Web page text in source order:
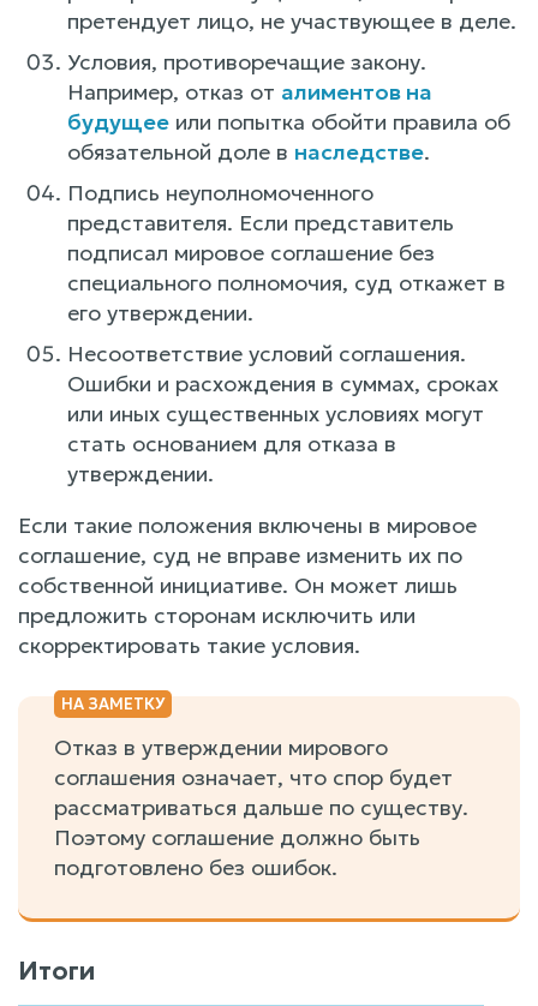
претендует лицо, не участвующее в деле.
Условия, противоречащие закону.
Например, отказ от алиментов на
будущееили попытка обойти правила об
обязательной доле в наследстве.
Подпись неуполномоченного
представителя. Если представитель
подписал мировое соглашение без
специального полномочия, суд откажет в
его утверждении.
Несоответствие условий соглашения.
Ошибки и расхождения в суммах, сроках
или иных существенных условиях могут
стать основанием для отказа в
утверждении.
Если такие положения включены в мировое
соглашение, суд не вправе изменить их по
собственной инициативе. Он может лишь
предложить сторонам исключить или
скорректировать такие условия.
Отказ в утверждении мирового
соглашения означает, что спор будет
рассматриваться дальше по существу.
Поэтому соглашение должно быть
подготовлено без ошибок.
Итоги